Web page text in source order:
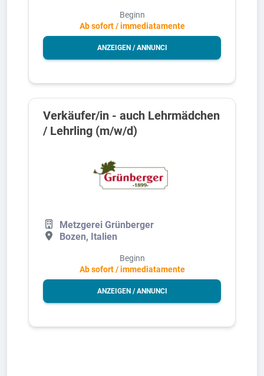
Beginn
Ab sofort / immediatamente
ANZEIGEN / ANNUNCI
Verkäufer/in - auch Lehrmädchen
/ Lehrling (m/w/d)
Metzgerei Grünberger
Bozen, Italien
Beginn
Ab sofort / immediatamente
ANZEIGEN / ANNUNCI